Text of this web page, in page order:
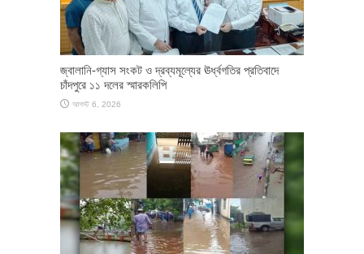
জ্বালানি-গ্যাস সংকট ও দ্রব্যমূল্যের ঊর্ধ্বগতির প্রতিবাদে
চাঁদপুরে ১১ দলের স্মারকলিপি
আগস্ট 6, 2026